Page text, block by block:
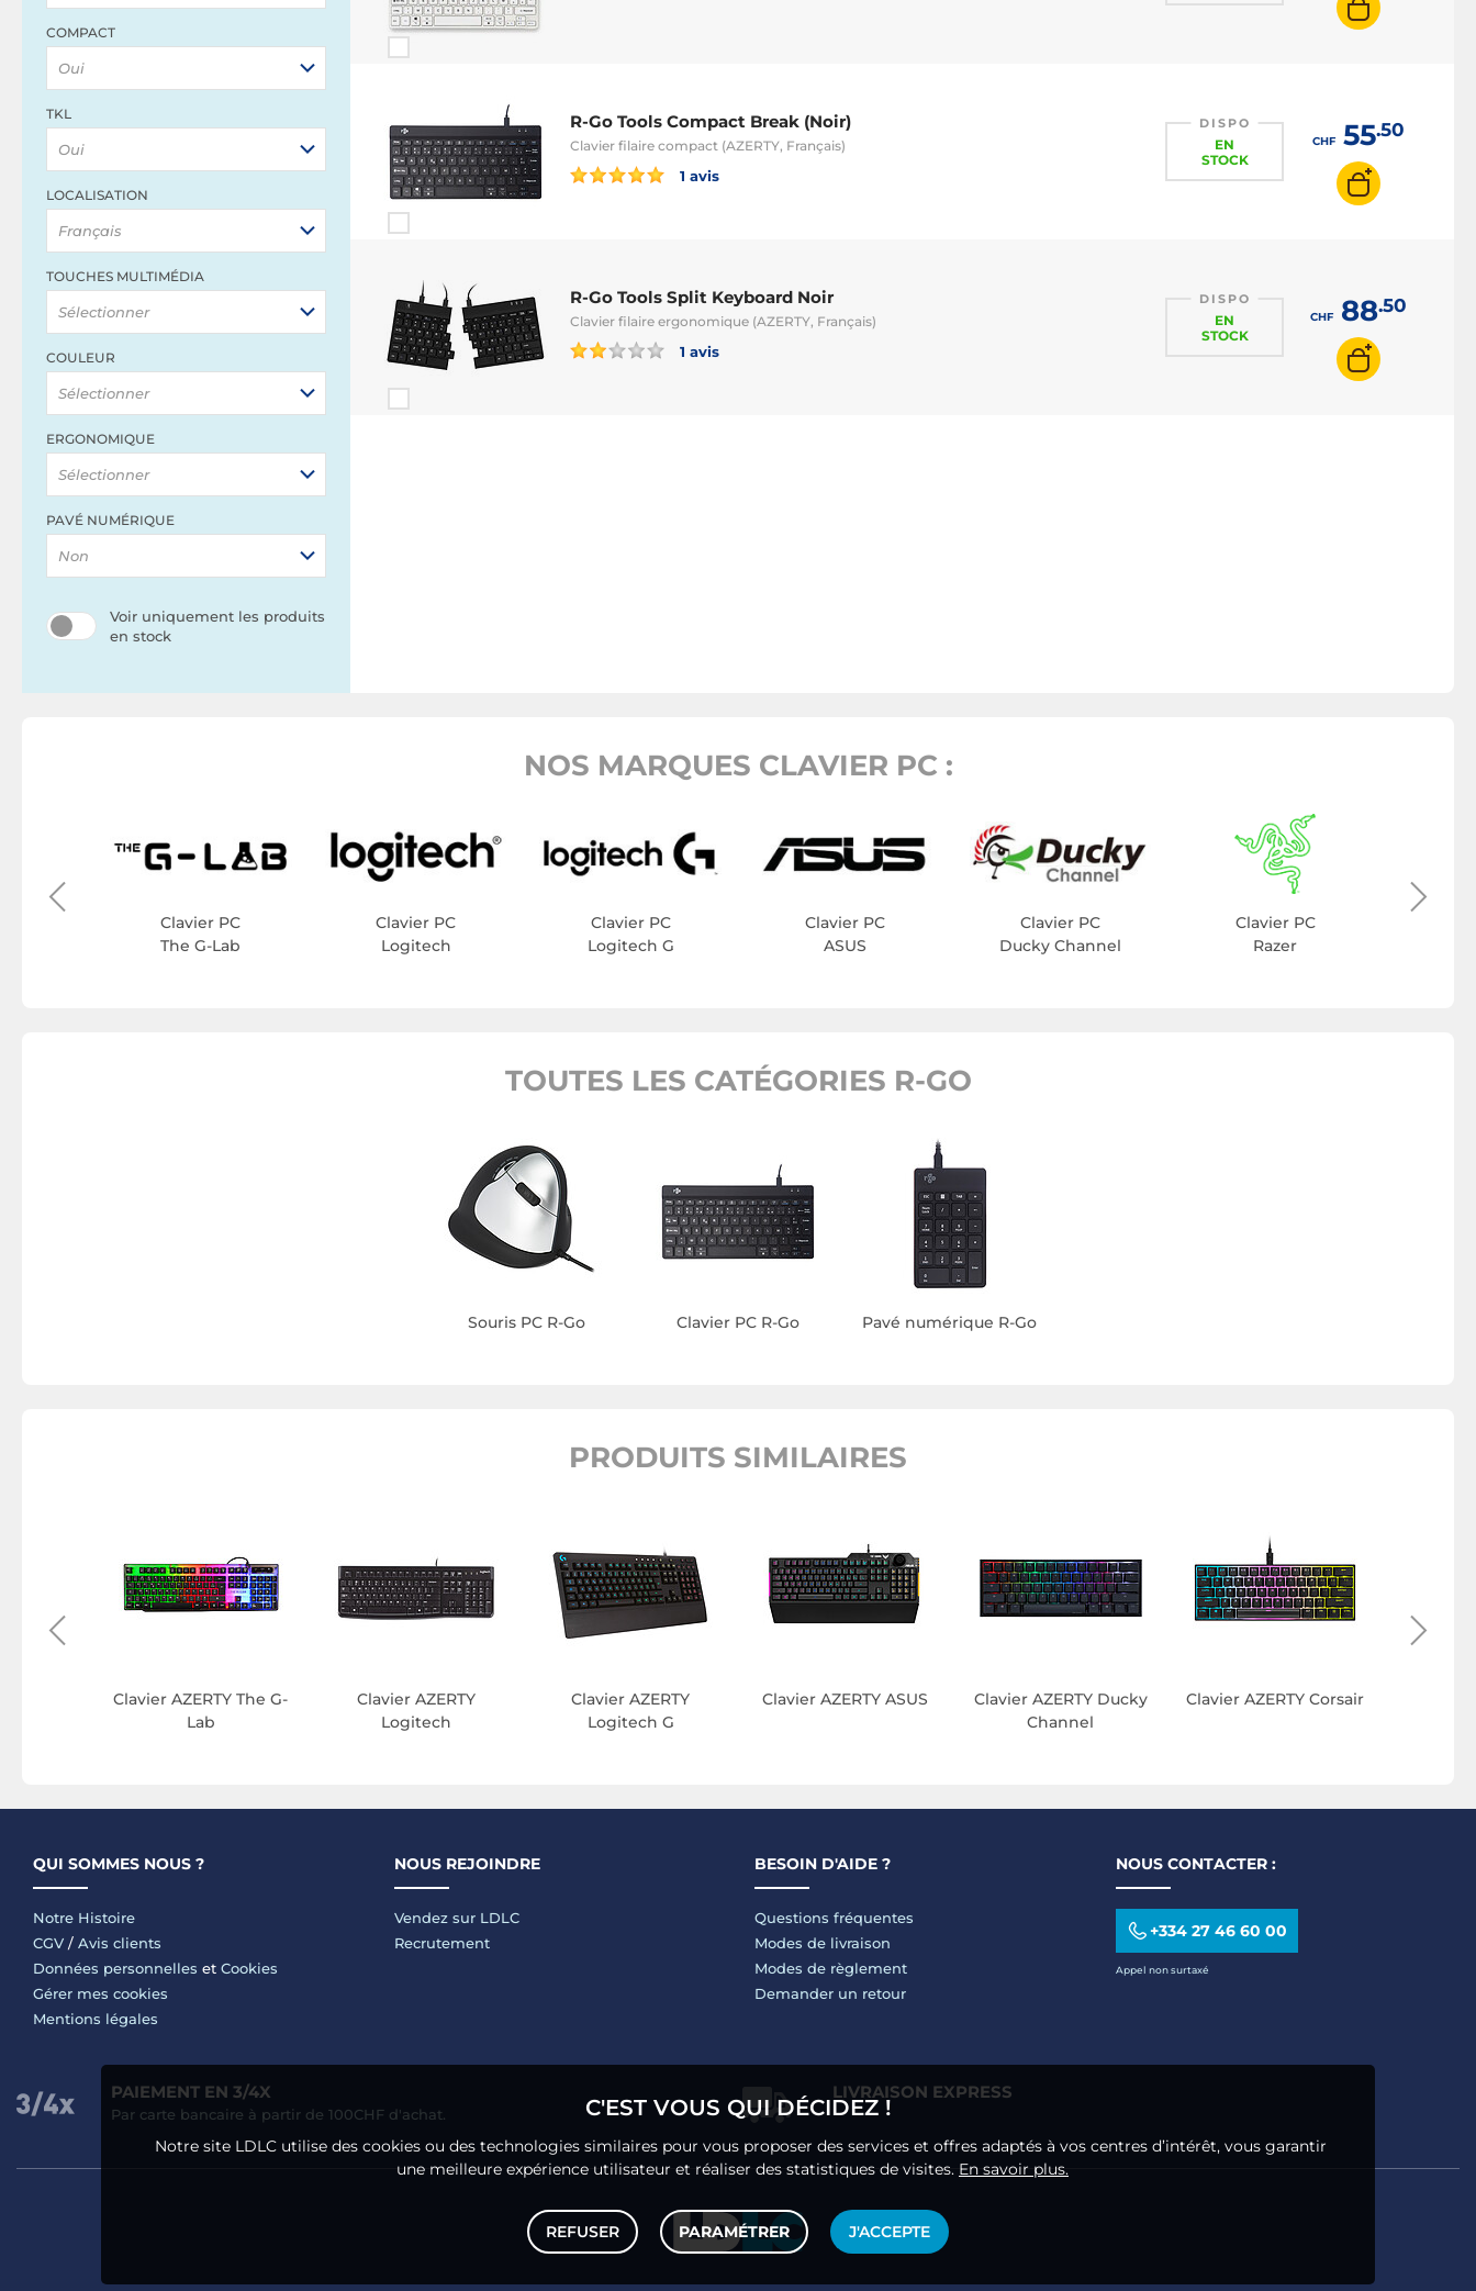
COMPACT
Oui
TKL
Oui
LOCALISATION
Français
TOUCHES MULTIMÉDIA
Sélectionner
COULEUR
Sélectionner
ERGONOMIQUE
Sélectionner
PAVÉ NUMÉRIQUE
Non
Voir uniquement les produits
en stock
R-Go Tools Compact Break (Noir)
Clavier filaire compact (AZERTY, Français)
1 avis
DISPO
EN
STOCK
CHF55.50
R-Go Tools Split Keyboard Noir
Clavier filaire ergonomique (AZERTY, Français)
1 avis
DISPO
EN
STOCK
CHF88.50
NOS MARQUES CLAVIER PC :
Clavier PC
The G-Lab
Clavier PC
Logitech
Clavier PC
Logitech G
Clavier PC
ASUS
Clavier PC
Ducky Channel
Clavier PC
Razer
TOUTES LES CATÉGORIES R-GO
Souris PC R-Go Clavier PC R-Go Pavé numérique R-Go
PRODUITS SIMILAIRES
Clavier AZERTY The G-
Lab
Clavier AZERTY
Logitech
Clavier AZERTY
Logitech G
Clavier AZERTY ASUS
Clavier AZERTY Ducky
Channel
Clavier AZERTY Corsair
QUI SOMMES NOUS ?
Notre Histoire
CGV / Avis clients
Données personnelles et Cookies
Gérer mes cookies
Mentions légales
NOUS REJOINDRE
Vendez sur LDLC
Recrutement
BESOIN D'AIDE ?
Questions fréquentes
Modes de livraison
Modes de règlement
Demander un retour
NOUS CONTACTER :
+334 27 46 60 00
Appel non surtaxé
PAIEMENT EN 3/4X
Par carte bancaire à partir de 100CHF d'achat.
LIVRAISON EXPRESS
C'EST VOUS QUI DÉCIDEZ !
Notre site LDLC utilise des cookies ou des technologies similaires pour vous proposer des services et offres adaptés à vos centres d’intérêt, vous garantir
une meilleure expérience utilisateur et réaliser des statistiques de visites. En savoir plus.
REFUSER PARAMÉTRER J'ACCEPTE